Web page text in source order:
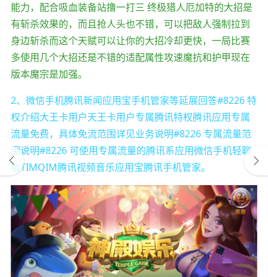
能力，配合吸血装备站撸一打三 终极猎人厄加特的大招是
有斩杀效果的，而且抢人头也不错，可以把敌人强制拉到
身边斩杀而这个天赋可以让你的大招冷却更快，一局比赛
多使用几个大招还是不错的适配属性攻速魔抗和护甲现在
版本魔宗是加强。
2、微信手机腾讯新闻应用宝手机管家等延展回答#8226 特
权介绍大王卡用户天王卡用户专属腾讯特权腾讯应用专属
流量免费，具体免流范围详见业务说明#8226 专属流量范
围说明#8226 可使用专属流量的腾讯系应用微信手机轻聊
版TIMQIM腾讯视频音乐应用宝腾讯手机管家。